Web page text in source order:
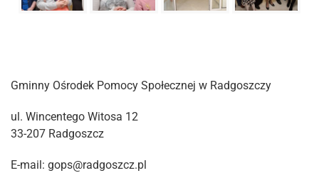
Gminny Ośrodek Pomocy Społecznej w Radgoszczy
ul. Wincentego Witosa 12
33-207 Radgoszcz
E-mail: gops@radgoszcz.pl